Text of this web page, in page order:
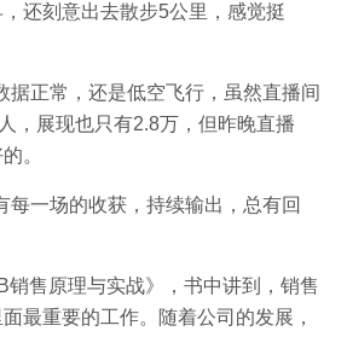
还刻意出去散步5公里，感觉挺
据正常，还是低空飞行，虽然直播间
，展现也只有2.8万，但昨晚直播
。
每一场的收获，持续输出，总有回
销售原理与实战》，书中讲到，销售
最重要的工作。随着公司的发展，